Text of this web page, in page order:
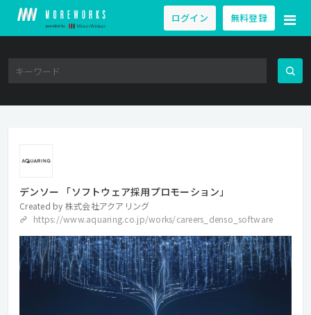
ログイン 無料登録
デンソー 「ソフトウェア採用プロモーション」
Created by 株式会社アクアリング
https://www.aquaring.co.jp/works/careers_denso_software